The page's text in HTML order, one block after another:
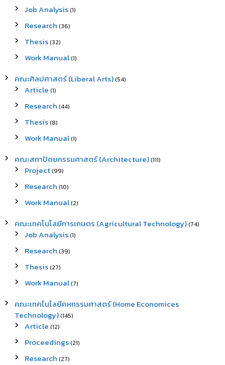
Job Analysis(1)
Research (36)
Thesis(32)
Work Manual(1)
คณะศิลปศาสตร์ (Liberal Arts)(54)
Article (1)
Research (44)
Thesis(8)
Work Manual(1)
คณะสถาปัตยกรรมศาสตร์ (Architecture)(111)
Project(99)
Research (10)
Work Manual(2)
คณะเทคโนโลยีการเกษตร (Agricultural Technology)(74)
Job Analysis(1)
Research (39)
Thesis(27)
Work Manual(7)
คณะเทคโนโลยีคหกรรมศาสตร์ (Home Economices
Technology)(145)
Article (12)
Proceedings(21)
Research (27)